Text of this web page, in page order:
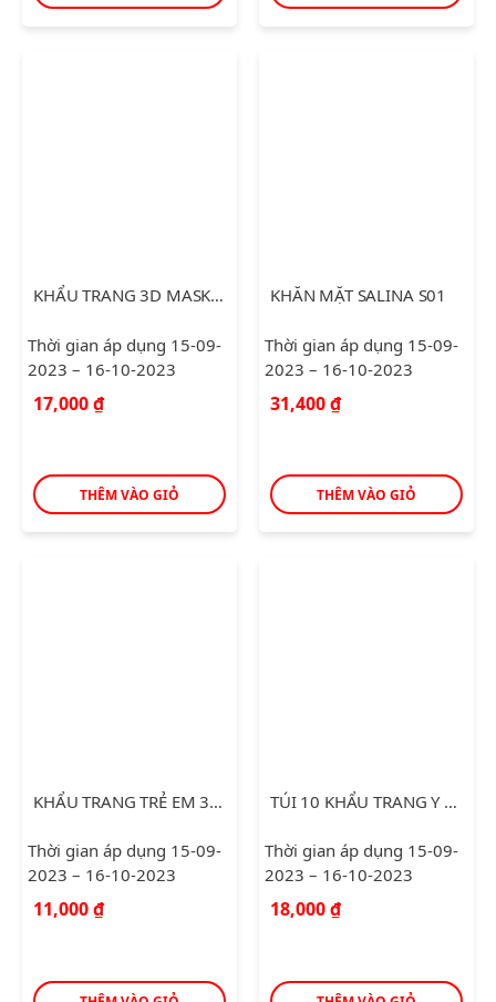
KHẨU TRANG 3D MASK NGĂN KHÓI BỤI
Thời gian áp dụng 15-09-
2023 – 16-10-2023
17,000₫
THÊM VÀO GIỎ
KHĂN MẶT SALINA S01
Thời gian áp dụng 15-09-
2023 – 16-10-2023
31,400₫
THÊM VÀO GIỎ
KHẨU TRANG TRẺ EM 3D MASK
Thời gian áp dụng 15-09-
2023 – 16-10-2023
11,000₫
TÚI 10 KHẨU TRANG Y TẾ 3 LỚP CHO TRẺ EM
Thời gian áp dụng 15-09-
2023 – 16-10-2023
18,000₫